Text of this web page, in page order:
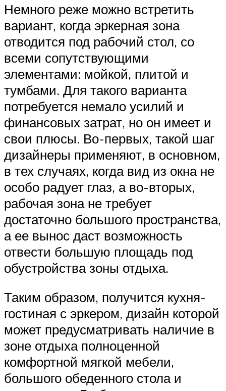
Немного реже можно встретить
вариант, когда эркерная зона
отводится под рабочий стол, со
всеми сопутствующими
элементами: мойкой, плитой и
тумбами. Для такого варианта
потребуется немало усилий и
финансовых затрат, но он имеет и
свои плюсы. Во-первых, такой шаг
дизайнеры применяют, в основном,
в тех случаях, когда вид из окна не
особо радует глаз, а во-вторых,
рабочая зона не требует
достаточно большого пространства,
а ее вынос даст возможность
отвести большую площадь под
обустройства зоны отдыха.
Таким образом, получится кухня-
гостиная с эркером, дизайн которой
может предусматривать наличие в
зоне отдыха полноценной
комфортной мягкой мебели,
большого обеденного стола и